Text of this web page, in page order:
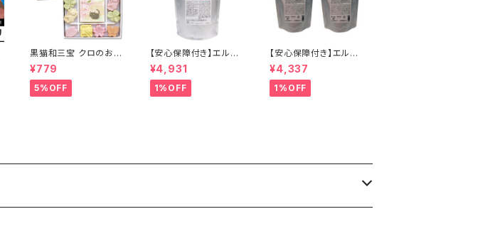
黒猫和三宝 クロのお散
歩 春 和三盆 和三盆糖
¥779
5%OFF
【安心保障付き】エルコ
ス（ELLCOS） キュプア
スカラーバター【ビビッ
ドレッド】 700g トリー
トメントカラー カラー剤
¥4,931
1%OFF
【安心保障付き】エルコ
ス（ELLCOS） Eセラッ
プ FEL（旧 パワーフィー
リング＋）200g 2個セ
ット ダメージケア ダメ
¥4,337
1%OFF